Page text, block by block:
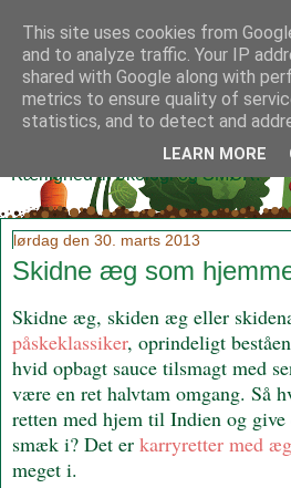
Klidmoster.dk
Kærlighed til økologi og SMØR!
lørdag den 30. marts 2013
Skidne æg som
Skidne æg, skiden æg eller
påskeklassiker, oprindeligt
hvid opbagt sauce tilsmagt med
være en ret halvtam omgang. Så
retten med hjem til Indien og
smæk i? Det er karryretter med æg
meget i.
This site uses cookies from
and to analyze traffic. Your IP
shared with Google along with
metrics to ensure quality of
statistics, and to detect and
LEARN MORE